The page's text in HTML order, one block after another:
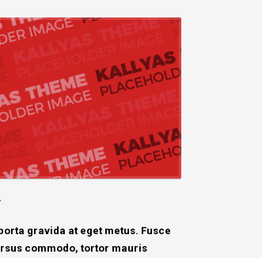
gravida at eget metus. Fusce
commodo, tortor mauris